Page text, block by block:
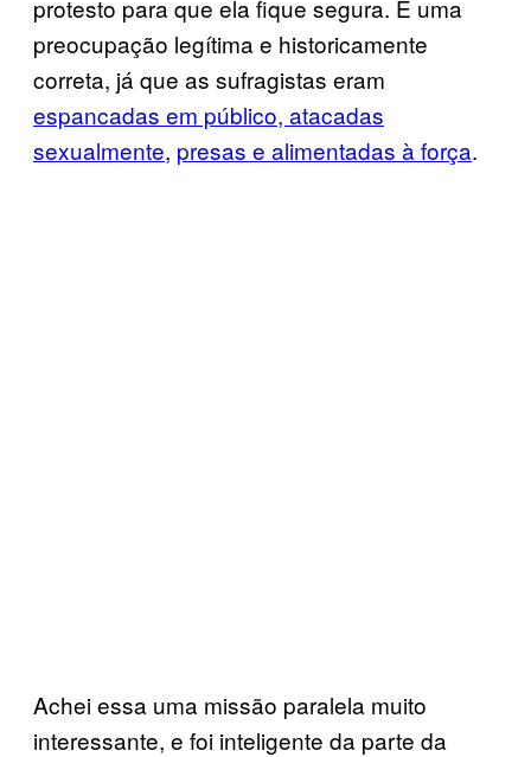
protesto para que ela fique segura. É uma
preocupação legítima e historicamente
correta, já que as sufragistas eram
espancadas em público, atacadas
sexualmente, presas e alimentadas à força.
Achei essa uma missão paralela muito
interessante, e foi inteligente da parte da